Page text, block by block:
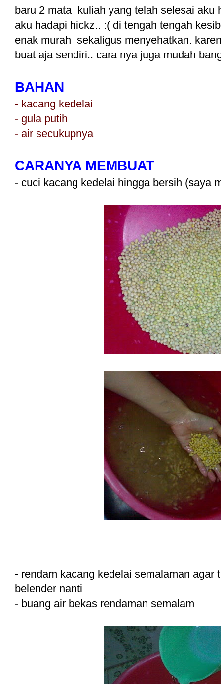
baru 2 mata kuliah yang telah selesai aku
aku hadapi hickz.. :( di tengah tengah
enak murah sekaligus menyehatkan.
buat aja sendiri.. cara nya juga mudah
BAHAN
- kacang kedelai
- gula putih
- air secukupnya
CARANYA MEMBUAT
- cuci kacang kedelai hingga bersih (saya
- rendam kacang kedelai semalaman agar
belender nanti
- buang air bekas rendaman semalam